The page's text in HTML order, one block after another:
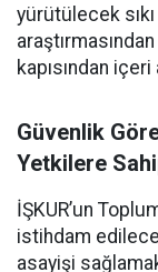
yürütülecek
kapısından
Güvenlik
Yetkilere
İŞKUR’un
istihdam
asayişi